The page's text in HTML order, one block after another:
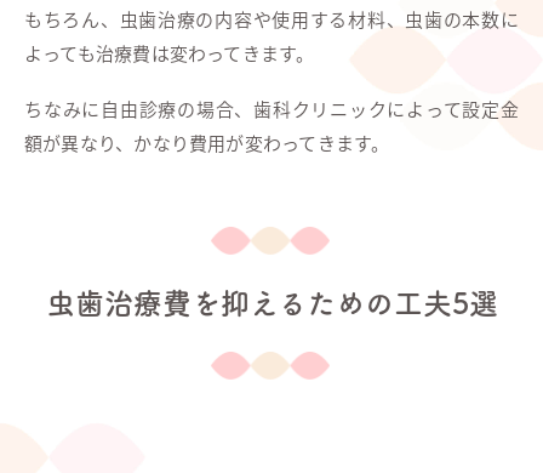
もちろん、虫歯治療の内容や使用する材料、虫歯の本数に
よっても治療費は変わってきます。
ちなみに自由診療の場合、歯科クリニックによって設定金
額が異なり、かなり費用が変わってきます。
虫歯治療費を抑えるための工夫5選